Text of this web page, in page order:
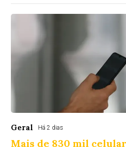
Geral Há 2 dias
Mais de 830 mil